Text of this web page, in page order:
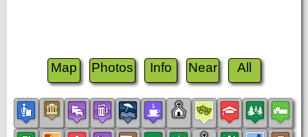
Map Photos Info Near All